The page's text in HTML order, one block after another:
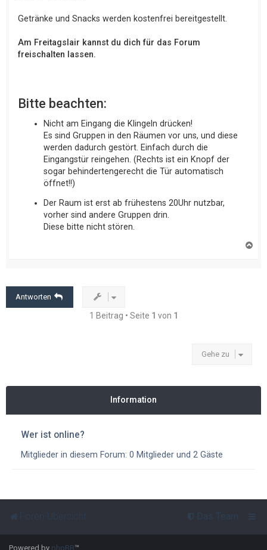
Getränke und Snacks werden kostenfrei bereitgestellt.
Am Freitagslair kannst du dich für das Forum
freischalten lassen.
Bitte beachten:
Nicht am Eingang die Klingeln drücken!
Es sind Gruppen in den Räumen vor uns, und diese
werden dadurch gestört. Einfach durch die
Eingangstür reingehen. (Rechts ist ein Knopf der
sogar behindertengerecht die Tür automatisch
öffnet!!)
Der Raum ist erst ab frühestens 20Uhr nutzbar,
vorher sind andere Gruppen drin.
Diese bitte nicht stören.
Antworten
1 Beitrag • Seite 1 von 1
Gehe zu
Information
Wer ist online?
Mitglieder in diesem Forum: 0 Mitglieder und 2 Gäste
Das Team
Powered by phpBB™